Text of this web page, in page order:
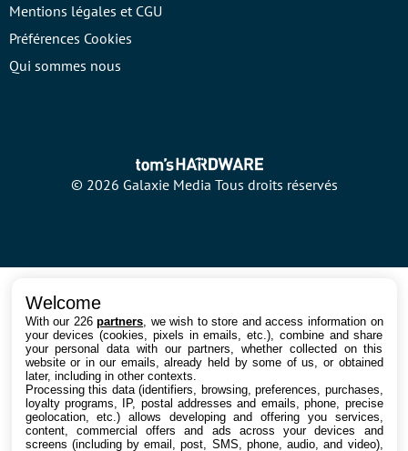
Mentions légales et CGU
Préférences Cookies
Qui sommes nous
© 2026 Galaxie Media Tous droits réservés
Welcome
With our 226partners , we wish to store and access information on
your devices (cookies, pixels in emails, etc.), combine and share
your personal data with our partners, whether collected on this
website or in our emails, already held by some of us, or obtained
later, including in other contexts.
Processing this data (identifiers, browsing, preferences, purchases,
loyalty programs, IP, postal addresses and emails, phone, precise
geolocation, etc.) allows developing and offering you services,
content, commercial offers and ads across your devices and
screens (including by email, post, SMS, phone, audio, and video),